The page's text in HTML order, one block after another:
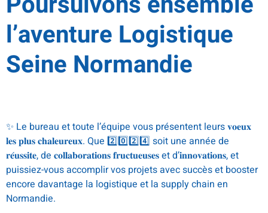
l’aventure Logistique
Seine Normandie
✨ Le bureau et toute l’équipe vous présentent leurs 𝐯𝐨𝐞𝐮𝐱
𝐥𝐞𝐬 𝐩𝐥𝐮𝐬 𝐜𝐡𝐚𝐥𝐞𝐮𝐫𝐞𝐮𝐱. Que 2️⃣0️⃣2️⃣4️⃣ soit une année de
𝐫𝐞́𝐮𝐬𝐬𝐢𝐭𝐞, de 𝐜𝐨𝐥𝐥𝐚𝐛𝐨𝐫𝐚𝐭𝐢𝐨𝐧𝐬 𝐟𝐫𝐮𝐜𝐭𝐮𝐞𝐮𝐬𝐞𝐬 et d’𝐢𝐧𝐧𝐨𝐯𝐚𝐭𝐢𝐨𝐧𝐬, et
puissiez-vous accomplir vos projets avec succès et booster
encore davantage la logistique et la supply chain en
Normandie.